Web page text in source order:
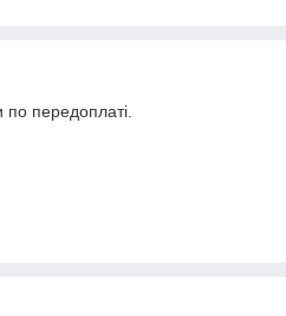
по передоплаті.